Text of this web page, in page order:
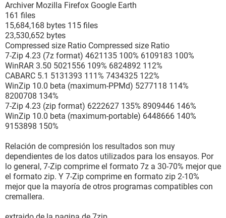
Archiver Mozilla Firefox Google Earth
161 files
15,684,168 bytes 115 files
23,530,652 bytes
Compressed size Ratio Compressed size Ratio
7-Zip 4.23 (7z format) 4621135 100% 6109183 100%
WinRAR 3.50 5021556 109% 6824892 112%
CABARC 5.1 5131393 111% 7434325 122%
WinZip 10.0 beta (maximum-PPMd) 5277118 114%
8200708 134%
7-Zip 4.23 (zip format) 6222627 135% 8909446 146%
WinZip 10.0 beta (maximum-portable) 6448666 140%
9153898 150%
Relación de compresión los resultados son muy
dependientes de los datos utilizados para los ensayos. Por
lo general, 7-Zip comprime el formato 7z a 30-70% mejor que
el formato zip. Y 7-Zip comprime en formato zip 2-10%
mejor que la mayoría de otros programas compatibles con
cremallera.